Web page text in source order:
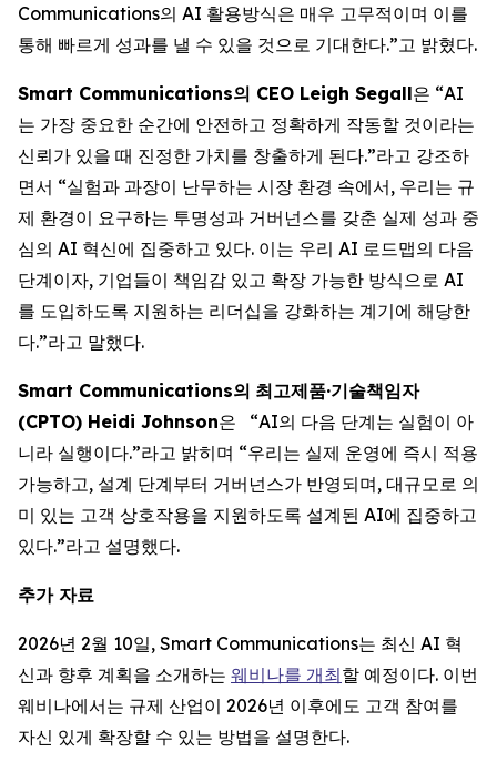
Communications의 AI 활용방식은 매우 고무적이며 이를
통해 빠르게 성과를 낼 수 있을 것으로 기대한다.”고 밝혔다.
Smart Communications의 CEO Leigh Segall은 “AI
는 가장 중요한 순간에 안전하고 정확하게 작동할 것이라는
신뢰가 있을 때 진정한 가치를 창출하게 된다.”라고 강조하
면서 “실험과 과장이 난무하는 시장 환경 속에서, 우리는 규
제 환경이 요구하는 투명성과 거버넌스를 갖춘 실제 성과 중
심의 AI 혁신에 집중하고 있다. 이는 우리 AI 로드맵의 다음
단계이자, 기업들이 책임감 있고 확장 가능한 방식으로 AI
를 도입하도록 지원하는 리더십을 강화하는 계기에 해당한
다.”라고 말했다.
Smart Communications의 최고제품·기술책임자
(CPTO) Heidi Johnson은 “AI의 다음 단계는 실험이 아
니라 실행이다.”라고 밝히며 “우리는 실제 운영에 즉시 적용
가능하고, 설계 단계부터 거버넌스가 반영되며, 대규모로 의
미 있는 고객 상호작용을 지원하도록 설계된 AI에 집중하고
있다.”라고 설명했다.
추가 자료
2026년 2월 10일, Smart Communications는 최신 AI 혁
신과 향후 계획을 소개하는 웨비나를 개최할 예정이다. 이번
웨비나에서는 규제 산업이 2026년 이후에도 고객 참여를
자신 있게 확장할 수 있는 방법을 설명한다.